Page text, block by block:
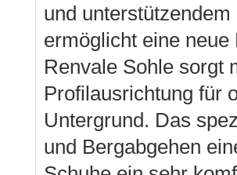
und
ermöglicht eine
Renvale Sohle sorgt
Profilausrichtung für
Untergrund. Das
und Bergabgehen